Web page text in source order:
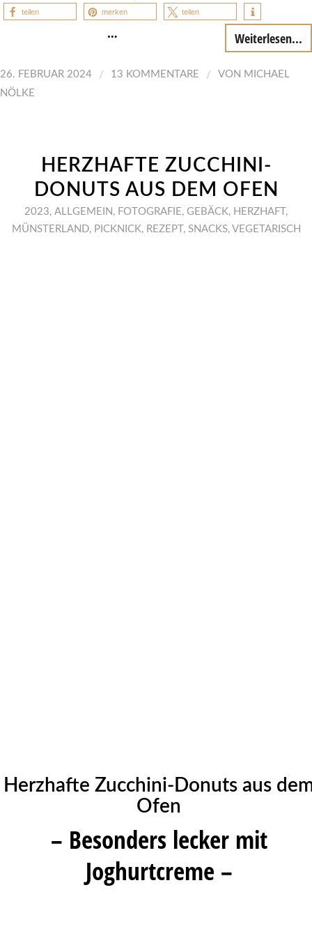
teilen merken teilen
… Weiterlesen...
26. FEBRUAR 2024 / 13 KOMMENTARE / VON MICHAEL
NÖLKE
HERZHAFTE ZUCCHINI-
DONUTS AUS DEM OFEN
2023, ALLGEMEIN , FOTOGRAFIE, GEBÄCK, HERZHAFT,
MÜNSTERLAND, PICKNICK, REZEPT, SNACKS, VEGETARISCH
Herzhafte Zucchini-Donuts aus
Ofen
– Besonders lecker mit
Joghurtcreme –